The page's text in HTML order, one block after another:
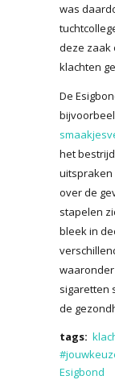
was
deze zaak
klachten
De
het
uitspraken
over de
stapelen
bleek in
waaronder
sigaretten
de
tags:
Esigbond